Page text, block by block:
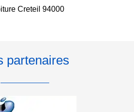
Creteil 94000
partenaires